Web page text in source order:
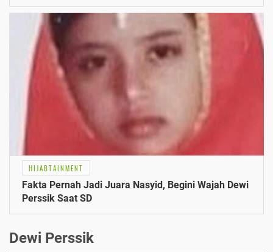
HIJABTAINMENT
Fakta Pernah Jadi Juara Nasyid, Begini Wajah Dewi
Perssik Saat SD
Dewi Perssik